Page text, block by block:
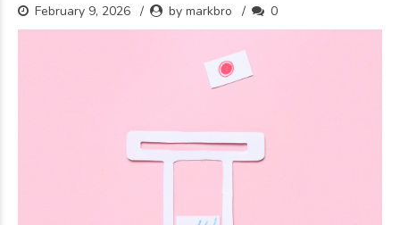
February 9, 2026 by markbro 0